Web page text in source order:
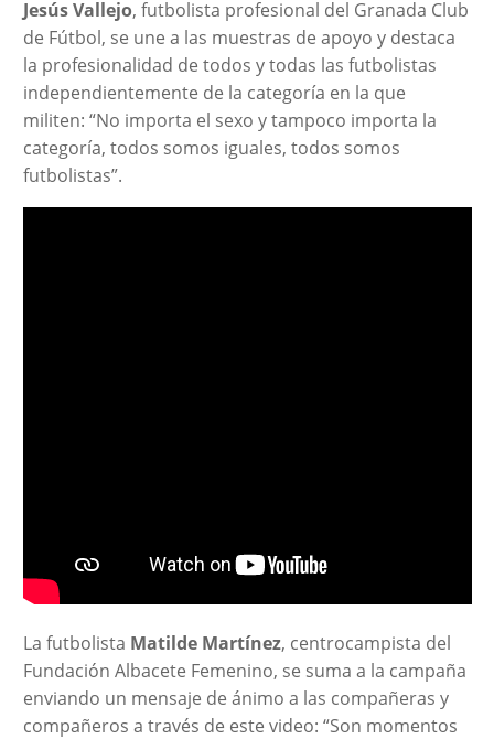
Jesús Vallejo, futbolista profesional del Granada Club
de Fútbol, se une a las muestras de apoyo y destaca
la profesionalidad de todos y todas las futbolistas
independientemente de la categoría en la que
militen: “No importa el sexo y tampoco importa la
categoría, todos somos iguales, todos somos
futbolistas”.
La futbolista Matilde Martínez, centrocampista del
Fundación Albacete Femenino, se suma a la campaña
enviando un mensaje de ánimo a las compañeras y
compañeros a través de este video: “Son momentos